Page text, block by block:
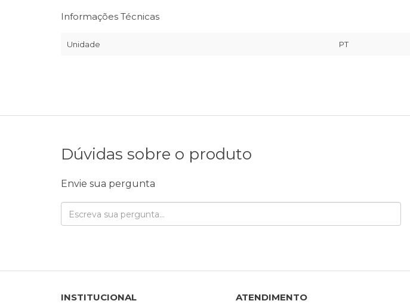
Informações Técnicas
Unidade PT
Dúvidas sobre o produto
Envie sua pergunta
INSTITUCIONAL ATENDIMENTO